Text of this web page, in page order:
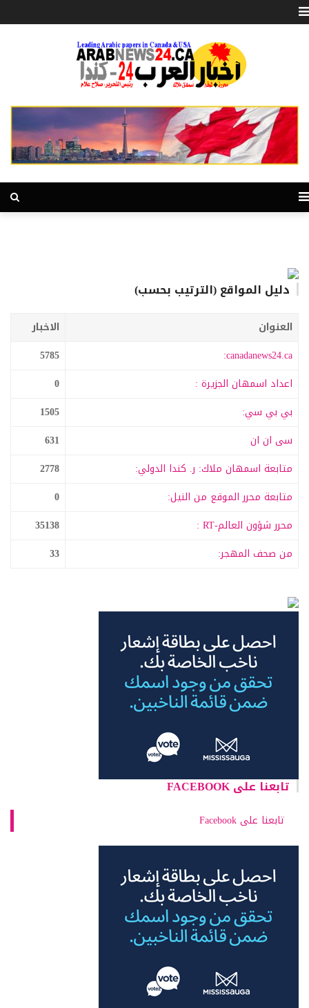
دليل المواقع (الترتيب بحسب)
العنوان
الاخبار
canadanews24.ca:
5785
اعداد اسمهان الجزيرة :
بي بي سي:
1505
سى ان ان
متابعة اسمهان ملاك: ر. كندا الدولي:
2778
متابعة محرر الموقع من النيل:
محرر شؤون العالم-RT :
35138
من صحف المهجر:
تابعنا على FACEBOOK
تابعنا على Facebook